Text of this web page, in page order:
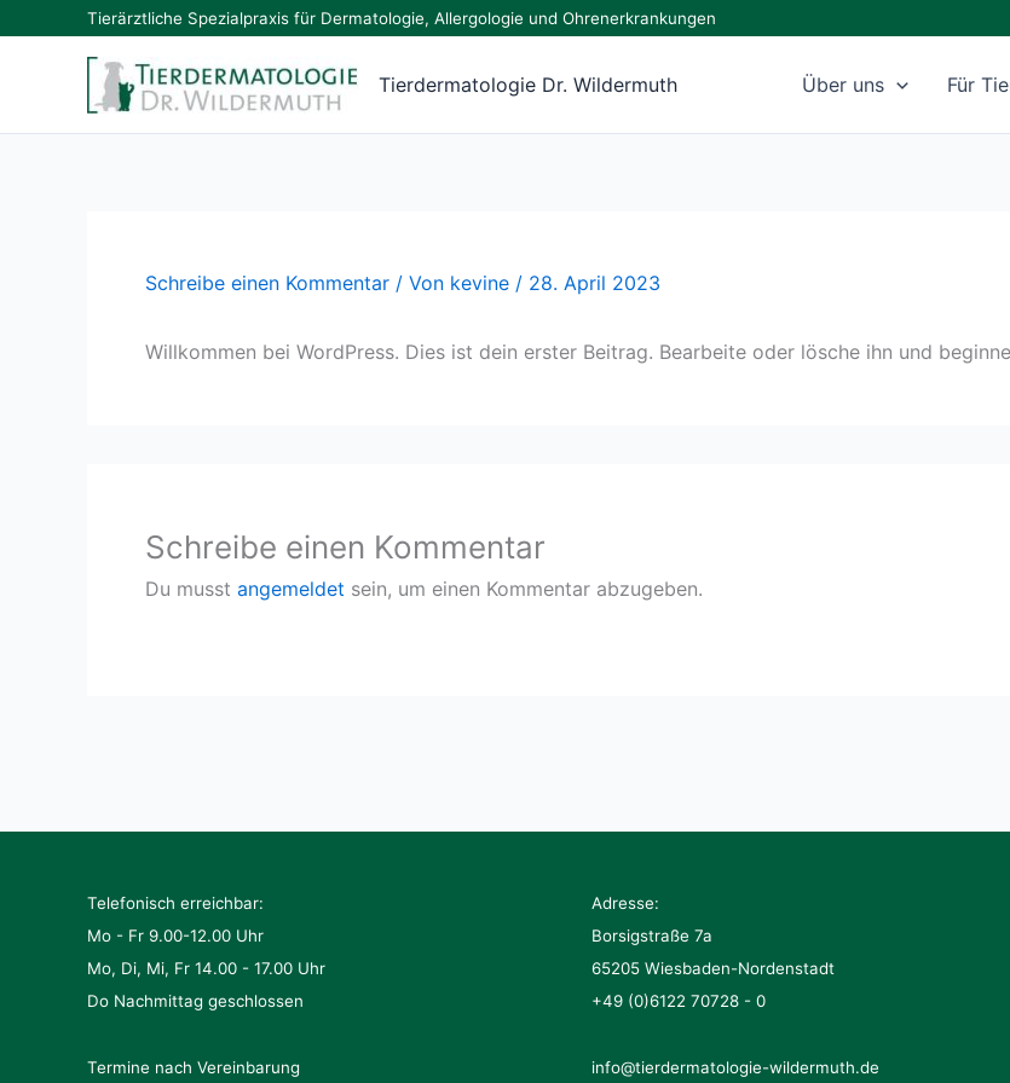
Tierärztliche Spezialpraxis für Dermatologie, Allergologie und Ohrenerkrankungen
Tierdermatologie Dr. Wildermuth Über uns Für
Schreibe einen Kommentar / Von kevine / 28. April 2023
Willkommen bei WordPress. Dies ist dein erster Beitrag. Bearbeite oder lösche ihn und
Schreibe einen Kommentar
Du musst angemeldet sein, um einen Kommentar abzugeben.
Telefonisch erreichbar:
Mo - Fr 9.00-12.00 Uhr
Mo, Di, Mi, Fr 14.00 - 17.00 Uhr
Do Nachmittag geschlossen
Termine nach Vereinbarung
Adresse:
Borsigstraße 7a
65205 Wiesbaden-Nordenstadt
+49 (0)6122 70728 - 0
info@tierdermatologie-wildermuth.de